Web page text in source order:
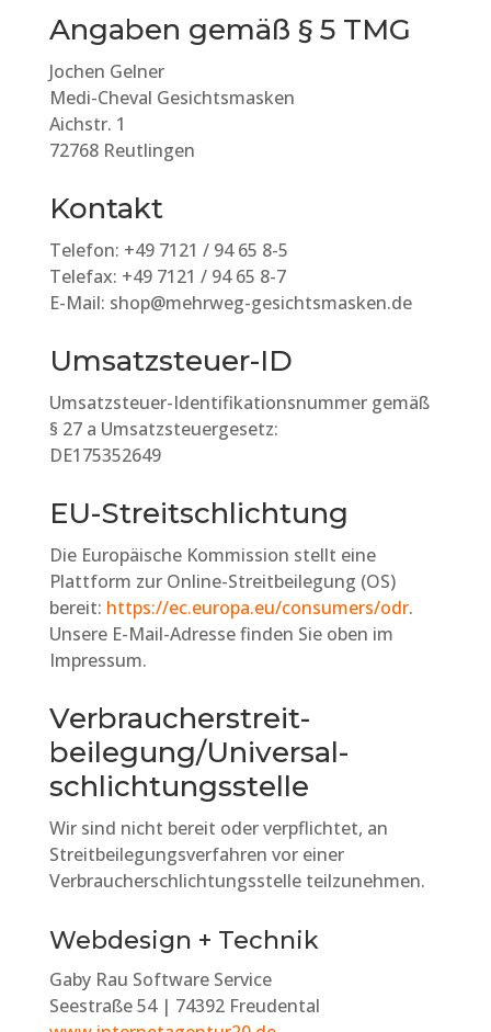
Angaben gemäß § 5 TMG
Jochen Gelner
Medi-Cheval Gesichtsmasken
Aichstr. 1
72768 Reutlingen
Kontakt
Telefon: +49 7121 / 94 65 8-5
Telefax: +49 7121 / 94 65 8-7
E-Mail: shop@mehrweg-gesichtsmasken.de
Umsatzsteuer-ID
Umsatzsteuer-Identifikationsnummer gemäß
§ 27 a Umsatzsteuergesetz:
DE175352649
EU-Streitschlichtung
Die Europäische Kommission stellt eine
Plattform zur Online-Streitbeilegung (OS)
bereit: https://ec.europa.eu/consumers/odr.
Unsere E-Mail-Adresse finden Sie oben im
Impressum.
Verbraucher­streit­
beilegung/Universal­
schlichtungs­stelle
Wir sind nicht bereit oder verpflichtet, an
Streitbeilegungsverfahren vor einer
Verbraucherschlichtungsstelle teilzunehmen.
Webdesign + Technik
Gaby Rau Software Service
Seestraße 54 | 74392 Freudental